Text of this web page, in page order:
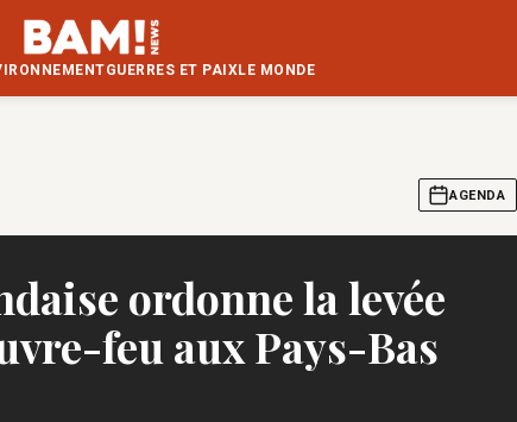
GUERRES ET PAIXLE MONDE
AGENDA
ordonne la levée
feu aux Pays-Bas